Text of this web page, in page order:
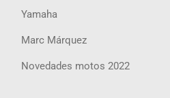
Yamaha
Marc Márquez
Novedades motos 2022